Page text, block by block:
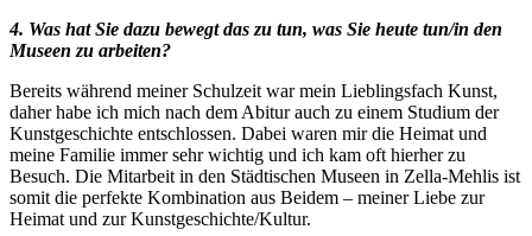
4. Was hat Sie dazu bewegt das zu tun, was Sie heute tun/in den
Museen zu arbeiten?
Bereits während meiner Schulzeit war mein Lieblingsfach Kunst,
daher habe ich mich nach dem Abitur auch zu einem Studium der
Kunstgeschichte entschlossen. Dabei waren mir die Heimat und
meine Familie immer sehr wichtig und ich kam oft hierher zu
Besuch. Die Mitarbeit in den Städtischen Museen in Zella-Mehlis ist
somit die perfekte Kombination aus Beidem – meiner Liebe zur
Heimat und zur Kunstgeschichte/Kultur.